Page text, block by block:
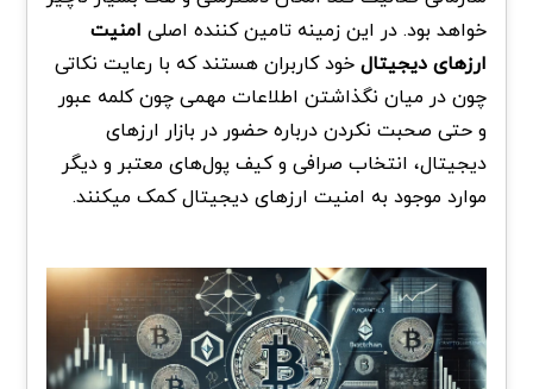
خواهد بود. در این زمینه تامین کننده اصلی امنیت
ارزهای دیجیتالخود کاربران هستند که با رعایت نکاتی
چون در میان نگذاشتن اطلاعات مهمی چون کلمه عبور
و حتی صحبت نکردن درباره حضور در بازار ارزهای
دیجیتال، انتخاب صرافی و کیف پول‌های معتبر و دیگر
موارد موجود به امنیت ارزهای دیجیتال کمک میکنند.